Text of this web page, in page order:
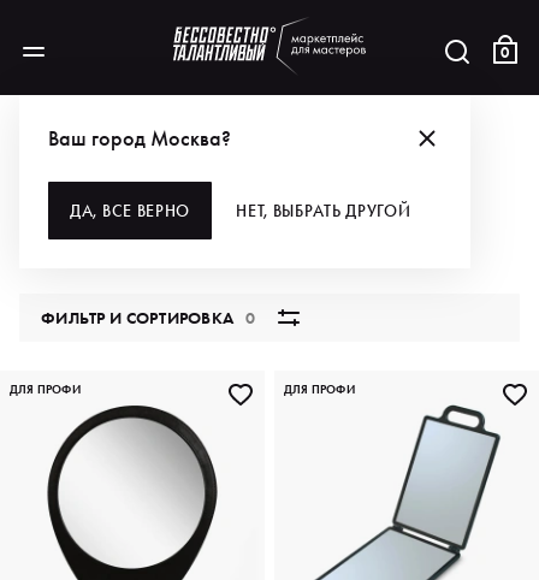
0
Ваш город Москва?
ДА, ВСЕ ВЕРНО НЕТ, ВЫБРАТЬ ДРУГОЙ
ЗЕРКАЛА
ФИЛЬТР И СОРТИРОВКА0
ДЛЯ ПРОФИ ДЛЯ ПРОФИ